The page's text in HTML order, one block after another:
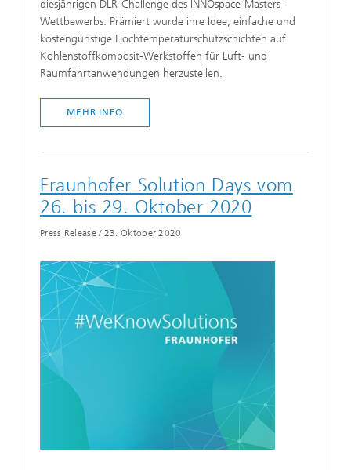
diesjährigen DLR-Challenge des INNOspace-Masters-
Wettbewerbs. Prämiert wurde ihre Idee, einfache und
kostengünstige Hochtemperaturschutzschichten auf
Kohlenstoffkomposit-Werkstoffen für Luft- und
Raumfahrtanwendungen herzustellen.
MEHR INFO
Fraunhofer Solution Days vom
26. bis 29. Oktober 2020
Press Release/ 23. Oktober 2020